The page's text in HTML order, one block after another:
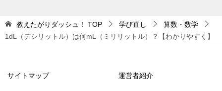
教えたがりダッシュ！ TOP 学び直し
算数・数学
1dL（デシリットル）は何mL（ミリリットル）？【わかりやすく】
サイトマップ 運営者紹介